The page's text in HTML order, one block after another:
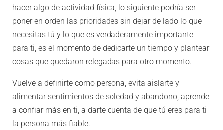
hacer algo de actividad física, lo siguiente podría ser
poner en orden las prioridades sin dejar de lado lo que
necesitas tú y lo que es verdaderamente importante
para ti, es el momento de dedicarte un tiempo y plantear
cosas que quedaron relegadas para otro momento.
Vuelve a definirte como persona, evita aislarte y
alimentar sentimientos de soledad y abandono, aprende
a confiar más en ti, a darte cuenta de que tú eres para ti
la persona más fiable.